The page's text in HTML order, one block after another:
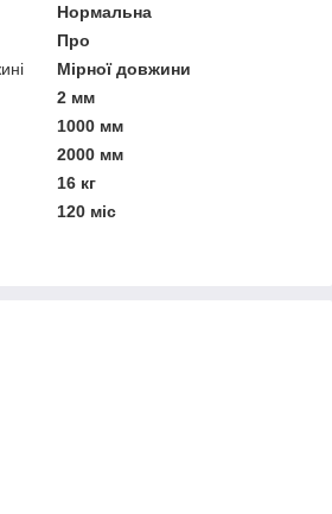
Нормальна
Про
Мірної довжини
2 мм
1000 мм
2000 мм
16 кг
120 міс